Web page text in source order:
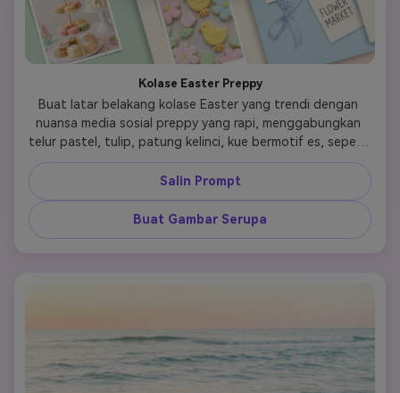
Kolase Easter Preppy
Buat latar belakang kolase Easter yang trendi dengan
nuansa media sosial preppy yang rapi, menggabungkan
telur pastel, tulip, patung kelinci, kue bermotif es, sepeda
merah muda, dessert musim semi, pita, dan detail pasar
bunga yang disusun dalam panel-panel tumpang tindih
yang rapi. Gunakan warna blush lembut, kuning mentega,
mint, biru langit, dan krim, dengan bayangan halus,
lapisan scrapbook, gaya editorial, dan jarak yang cukup
Salin Prompt
Buat Gambar Serupa